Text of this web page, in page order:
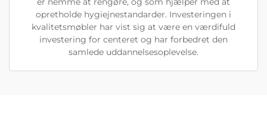
opretholde hygiejnestandarder. Investeringen i
kvalitetsmøbler har vist sig at være en værdifuld
investering for centeret og har forbedret den
samlede uddannelsesoplevelse.